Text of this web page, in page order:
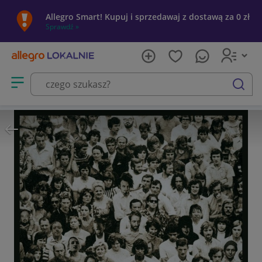
Allegro Smart! Kupuj i sprzedawaj z dostawą za 0 zł
Sprawdź »
Otwórz menu z kategoriami
szukaj